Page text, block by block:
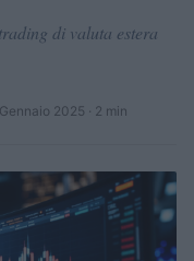
di valuta estera
2025 · 2 min